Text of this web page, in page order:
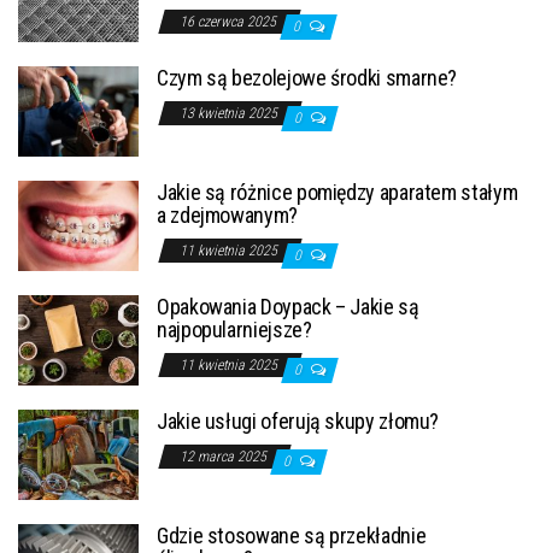
16 czerwca 2025 0
Czym są bezolejowe środki smarne?
13 kwietnia 2025 0
Jakie są różnice pomiędzy aparatem stałym
a zdejmowanym?
11 kwietnia 2025 0
Opakowania Doypack – Jakie są
najpopularniejsze?
11 kwietnia 2025 0
Jakie usługi oferują skupy złomu?
12 marca 2025 0
Gdzie stosowane są przekładnie